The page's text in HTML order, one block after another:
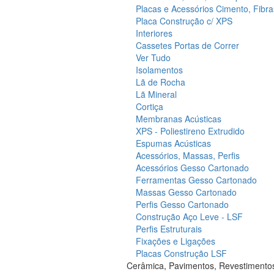
Placas e Acessórios Cimento,
Placa Construção c/ XPS
Interiores
Cassetes Portas de Correr
Ver Tudo
Isolamentos
Lã de Rocha
Lã Mineral
Cortiça
Membranas Acústicas
XPS - Poliestireno Extrudido
Espumas Acústicas
Acessórios, Massas, Perfis
Acessórios Gesso Cartonado
Ferramentas Gesso Cartonado
Massas Gesso Cartonado
Perfis Gesso Cartonado
Construção Aço Leve - LSF
Perfis Estruturais
Fixações e Ligações
Placas Construção LSF
Cerâmica, Pavimentos,